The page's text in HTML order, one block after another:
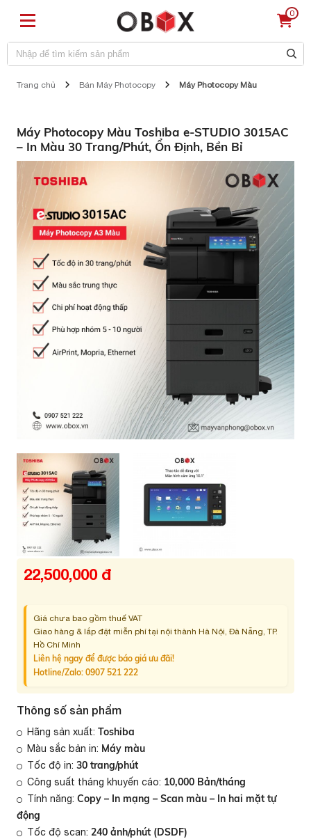
0
Trang chủ Bán Máy Photocopy Máy Photocopy Màu
Máy Photocopy Màu Toshiba e-STUDIO 3015AC
– In Màu 30 Trang/Phút, Ổn Định, Bền Bỉ
22,500,000 đ
Giá chưa bao gồm thuế VAT
Giao hàng & lắp đặt miễn phí tại nội thành Hà Nội, Đà Nẵng, TP.
Hồ Chí Minh
Liên hệ ngay để được báo giá ưu đãi!
Hotline/Zalo: 0907 521 222
Thông số sản phẩm
Hãng sản xuất: Toshiba
Màu sắc bản in: Máy màu
Tốc độ in: 30 trang/phút
Công suất tháng khuyến cáo: 10,000 Bản/tháng
Tính năng: Copy – In mạng – Scan màu – In hai mặt tự
động
Tốc độ scan: 240 ảnh/phút (DSDF)